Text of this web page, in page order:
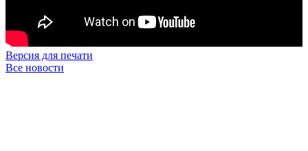
Версия для печати
Все новости